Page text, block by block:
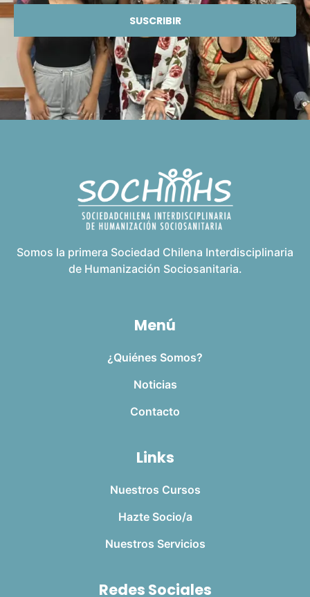
SUSCRIBIR
Somos la primera Sociedad Chilena Interdisciplinaria
de Humanización Sociosanitaria.
Menú
¿Quiénes Somos?
Noticias
Contacto
Links
Nuestros Cursos
Hazte Socio/a
Nuestros Servicios
Redes Sociales